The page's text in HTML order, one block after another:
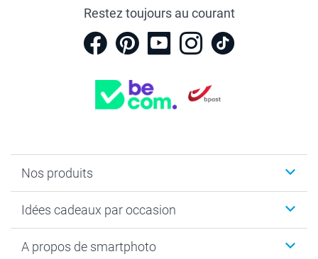
Restez toujours au courant
Nos produits
Cadeaux photo
Tirage photo & agrandissement
Idées cadeaux par occasion
Anniversaire
A propos de smartphoto